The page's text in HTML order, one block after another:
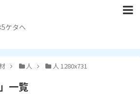
ケタへ
人 人 1280x731
」 一覧